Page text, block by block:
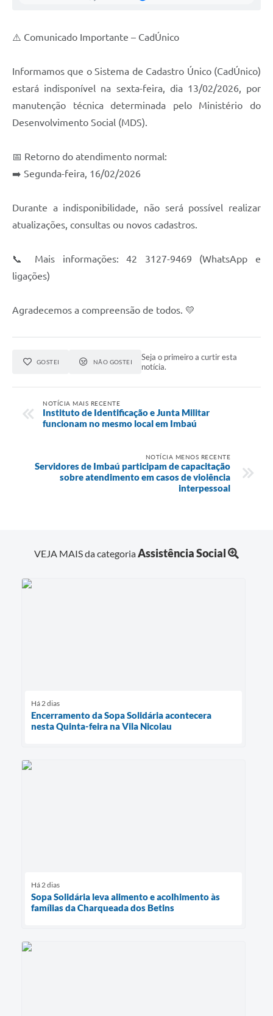
⚠️ Comunicado Importante – CadÚnico
Informamos que o Sistema de Cadastro Único (CadÚnico)
estará indisponível na sexta-feira, dia 13/02/2026, por
manutenção técnica determinada pelo Ministério do
Desenvolvimento Social (MDS).
📅 Retorno do atendimento normal:
➡️ Segunda-feira, 16/02/2026
Durante a indisponibilidade, não será possível realizar
atualizações, consultas ou novos cadastros.
📞 Mais informações: 42 3127-9469 (WhatsApp e
ligações)
Agradecemos a compreensão de todos. 💛
GOSTEI NÃO GOSTEI
Seja o primeiro a curtir esta
notícia.
NOTÍCIA MAIS RECENTE
Instituto de Identificação e Junta Militar
funcionam no mesmo local em Imbaú
NOTÍCIA MENOS RECENTE
Servidores de Imbaú participam de capacitação
sobre atendimento em casos de violência
interpessoal
VEJA MAIS da categoriaAssistência Social
Há 2 dias
Encerramento da Sopa Solidária acontecera
nesta Quinta-feira na Vila Nicolau
Há 2 dias
Sopa Solidária leva alimento e acolhimento às
famílias da Charqueada dos Betins